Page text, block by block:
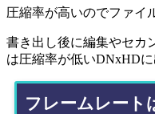
圧縮率が高いのでファイ
書き出し後に編集やセカ
は圧縮率が低いDNxHD
フレームレート